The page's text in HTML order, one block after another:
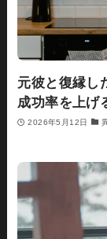
元彼と復縁し
成功率を上げ
2026年5月12日